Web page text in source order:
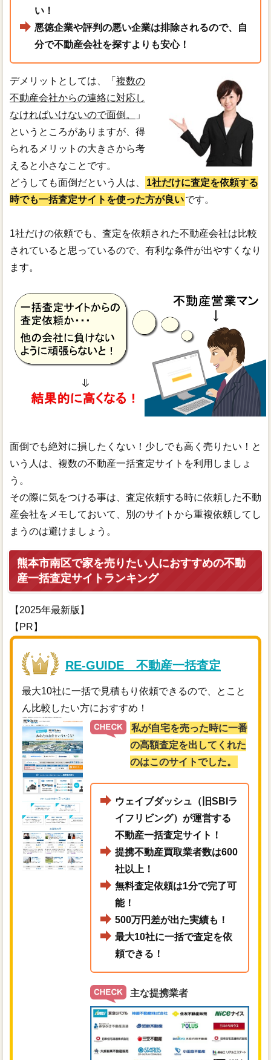
い！
悪徳企業や評判の悪い企業は排除されるので、自
分で不動産会社を探すよりも安心！
デメリットとしては、「 複数の
不動産会社からの連絡に対応し
なければいけないので面倒。
」
というところがありますが、得
られるメリットの大きさから考
えると小さなことです。
どうしても面倒だという人は、
1社だけに査定を依頼する
時でも一括査定サイトを使った方が良いです。
1社だけの依頼でも、査定を依頼された不動産会社は比較
されていると思っているので、有利な条件が出やすくなり
ます。
面倒でも絶対に損したくない！少しでも高く売りたい！と
いう人は、複数の不動産一括査定サイトを利用しましょ
う。
その際に気をつける事は、査定依頼する時に依頼した不動
産会社をメモしておいて、別のサイトから重複依頼してし
まうのは避けましょう。
熊本市南区で家を売りたい人におすすめの不動
産一括査定サイトランキング
【2025年最新版】
【PR】
RE-GUIDE 不動産一括査定
最大10社に一括で見積もり依頼できるので、とこと
ん比較したい方におすすめ！
私が自宅を売った時に一番
の高額査定を出してくれた
のはこのサイトでした。
ウェイブダッシュ（旧SBIラ
イフリビング）が運営する
不動産一括査定サイト！
提携不動産買取業者数は600
社以上！
無料査定依頼は1分で完了可
能！
500万円差が出た実績も！
最大10社に一括で査定を依
頼できる！
主な提携業者